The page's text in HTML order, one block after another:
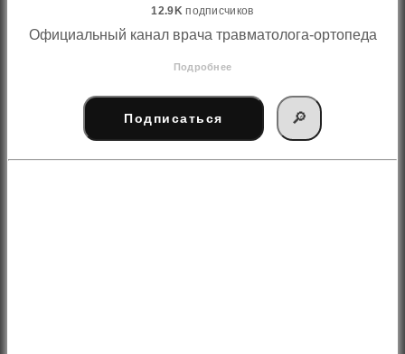
12.9K подписчиков
Официальный канал врача травматолога-ортопеда
Подробнее
Подписаться 🔎